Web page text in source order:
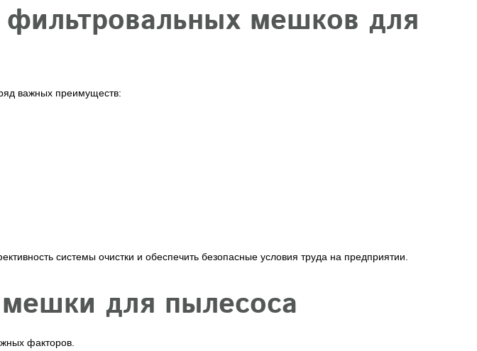
мешков для
важных преимуществ:
системы очистки и обеспечить безопасные условия труда на предприятии.
для пылесоса
факторов.